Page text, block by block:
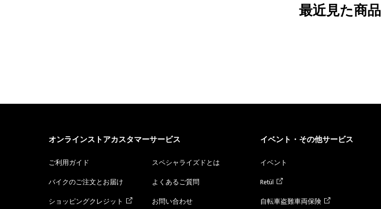
最近見た商品
オンラインストアカスタマーサービス
ご利用ガイド
バイクのご注文とお届け
ショッピングクレジット
スペシャライズドとは
よくあるご質問
お問い合わせ
イベント・その他サービス
イベント
Retül
自転車盗難車両保険